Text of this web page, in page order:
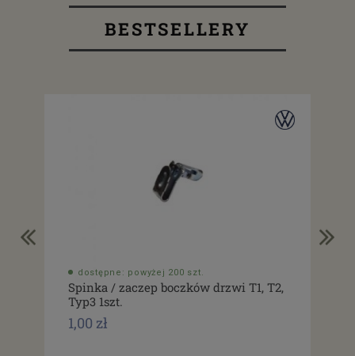
BESTSELLERY
dostępne: powyżej 200 szt.
Spinka / zaczep boczków drzwi T1, T2,
Typ3 1szt.
1,00 zł